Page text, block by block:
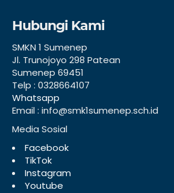
Hubungi Kami
SMKN 1 Sumenep
Jl. Trunojoyo 298 Patean
Sumenep 69451
Telp : 0328664107
Whatsapp
Email : info@smk1sumenep.sch.id
Media Sosial
Facebook
TikTok
Instagram
Youtube